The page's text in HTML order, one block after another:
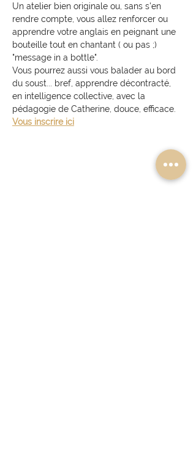
Un atelier bien originale ou, sans s'en
rendre compte, vous allez renforcer ou
apprendre votre anglais en peignant une
bouteille tout en chantant ( ou pas ;)
"message in a bottle".
Vous pourrez aussi vous balader au bord
du soust... bref, apprendre décontracté,
en intelligence collective, avec la
pédagogie de Catherine, douce, efficace.
Vous inscrire ici